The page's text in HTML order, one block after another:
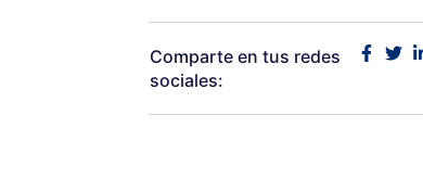
Comparte en tus redes
sociales: